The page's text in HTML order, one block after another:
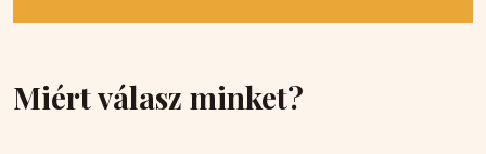
Miért válasz minket?